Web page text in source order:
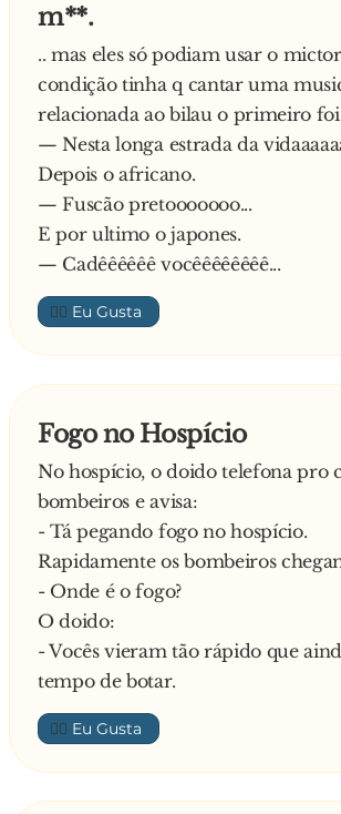
m**.
.. mas eles só podiam usar o
condição tinha q cantar uma
relacionada ao bilau o primeiro
— Nesta longa estrada da
Depois o africano.
— Fuscão pretooooooo...
E por ultimo o japones.
— Cadêêêêêê vocêêêêêêêê...
👍🏼
Fogo no Hospício
No hospício, o doido telefona pro
bombeiros e avisa:
- Tá pegando fogo no hospício.
Rapidamente os bombeiros
- Onde é o fogo?
O doido:
- Vocês vieram tão rápido que
tempo de botar.
👍🏼